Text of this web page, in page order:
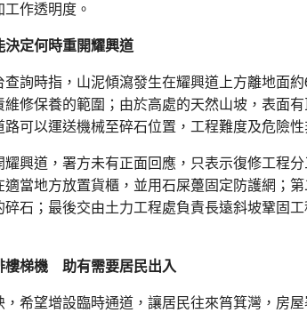
作透明度。
決定何時重開耀興道
查詢時指，山泥傾瀉發生在耀興道上方離地面
維修保養的範圍；由於高處的天然山坡，表面
可以運送機械至碎石位置，工程難度及危險性
耀興道，署方未有正面回應，只表示復修工程
當地方放置貨櫃，並用石屎躉固定防護網；
碎石；最後交由土力工程處負責長遠斜坡鞏固
樓梯機 助有需要居民出入
，希望增設臨時通道，讓居民往來筲箕灣，房